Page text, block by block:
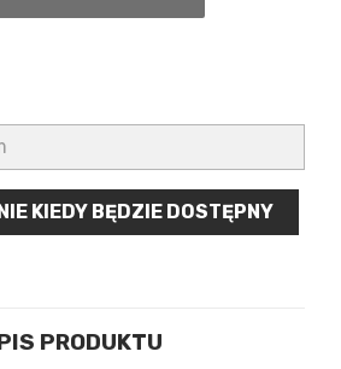
KIEDY BĘDZIE DOSTĘPNY
PRODUKTU